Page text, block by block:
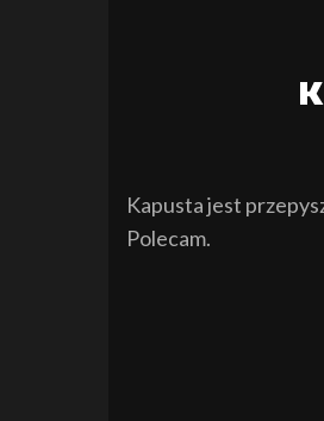
Kapusta jest
Polecam.